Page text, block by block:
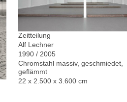
Zeitteilung
Alf Lechner
1990 / 2005
Chromstahl massiv, geschmiedet,
geflämmt
22 x 2.500 x 3.600 cm